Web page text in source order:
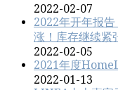
2022-02-07
2022年开年报
涨！库存继续紧
2022-02-05
2021年度
2022-01-13